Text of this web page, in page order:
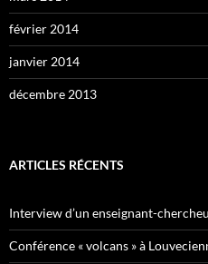
février 2014
janvier 2014
décembre 2013
ARTICLES RÉCENTS
Interview d’un enseignant-
Conférence « volcans » à